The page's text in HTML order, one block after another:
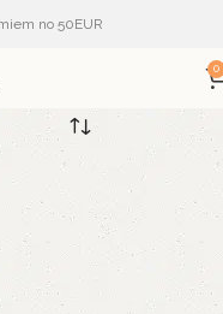
no 50EUR
0